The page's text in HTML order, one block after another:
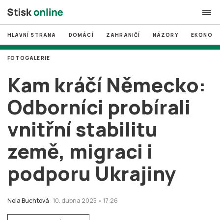
search
# MUNI
# Brno
# volby
login PŘIHLÁSIT SE
Zapomněli jste heslo?
HLAVNÍ STRANA DOMÁCÍ ZAHRANIČÍ NÁZORY
Kam kráčí Německo:
Odborníci probírali
vnitřní stabilitu
země, migraci i
podporu Ukrajiny
Nela Buchtová 10. dubna 2025 • 17:26
FOTOGALERIE